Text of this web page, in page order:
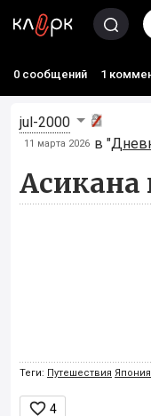
0 сообщений 1
jul-2000
11 марта 2026 в "
Асикана
Теги: Путешествия Япония
 4